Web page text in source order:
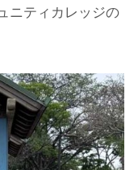
ニティカレッジの